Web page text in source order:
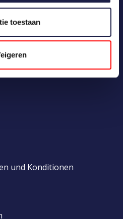
toestaan
und Konditionen